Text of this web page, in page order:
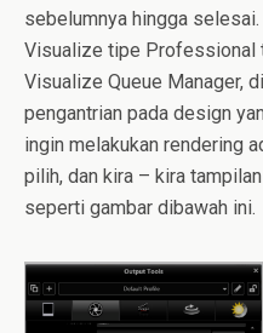
sebelumnya hingga selesai.
Visualize tipe Professional
Visualize Queue Manager,
pengantrian pada design
ingin melakukan rendering
pilih, dan kira – kira
seperti gambar dibawah ini.